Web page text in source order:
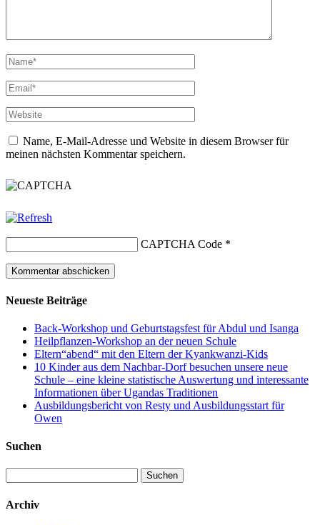
Name, E-Mail-Adresse und Website in diesem Browser für
meinen nächsten Kommentar speichern.
CAPTCHA Code *
Neueste Beiträge
Back-Workshop und Geburtstagsfest für Abdul und Isanga
Heilpflanzen-Workshop an der neuen Schule
Eltern“abend“ mit den Eltern der Kyankwanzi-Kids
10 Kinder aus dem Nachbar-Dorf besuchen unsere neue
Schule – eine kleine statistische Auswertung und interessante
Informationen über Ugandas Traditionen
Ausbildungsbericht von Resty und Ausbildungsstart für
Owen
Suchen
nach:
Archiv